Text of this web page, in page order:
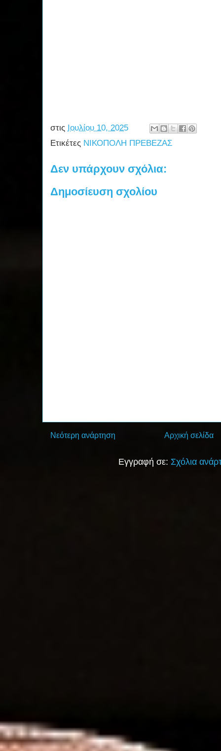
στις Ιουλίου 10, 2025
Ετικέτες ΝΙΚΟΠΟΛΗ ΠΡΕΒΕΖΑΣ
Δεν υπάρχουν σχόλια:
Δημοσίευση σχολίου
Νεότερη ανάρτηση Αρχική σελίδα
Εγγραφή σε: Σχόλια